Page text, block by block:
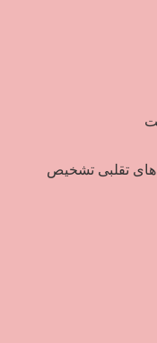
تقلبی تشخیص